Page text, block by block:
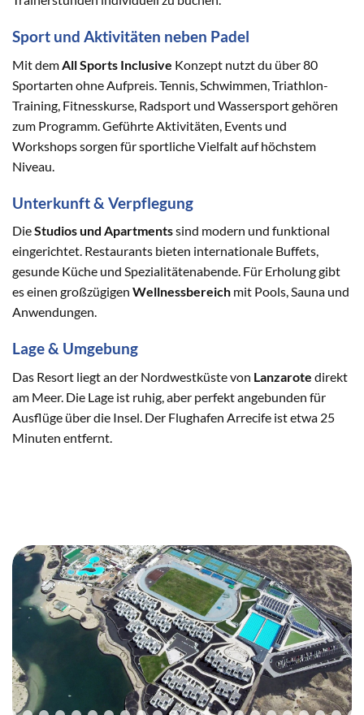
Sport und Aktivitäten neben Padel
Mit demAll Sports Inclusive Konzept nutzt du über 80
Sportarten ohne Aufpreis. Tennis, Schwimmen, Triathlon-
Training, Fitnesskurse, Radsport und Wassersport gehören
zum Programm. Geführte Aktivitäten, Events und
Workshops sorgen für sportliche Vielfalt auf höchstem
Niveau.
Unterkunft & Verpflegung
DieStudios und Apartmentssind modern und funktional
eingerichtet. Restaurants bieten internationale Buffets,
gesunde Küche und Spezialitätenabende. Für Erholung gibt
es einen großzügigen Wellnessbereich mit Pools, Sauna und
Anwendungen.
Lage & Umgebung
Das Resort liegt an der Nordwestküste von Lanzarote direkt
am Meer. Die Lage ist ruhig, aber perfekt angebunden für
Ausflüge über die Insel. Der Flughafen Arrecife ist etwa 25
Minuten entfernt.